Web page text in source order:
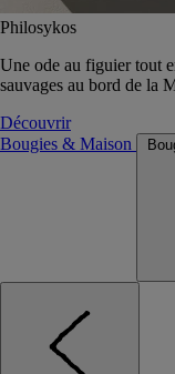
Philosykos
Une ode au figuier tout
sauvages au bord de la
Découvrir
Bougies & Maison